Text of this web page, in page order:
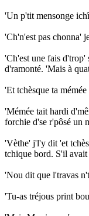
'Un p'tit mensonge
'Ch'n'est pas chonna'
'Ch'est une fais d'trop'
d'ramonté. 'Mais à
'Et tchèsque ta
'Mémée tait hardi
forchie d'se r'pôsé un
'Vèthe' j'l'y dit 'et
tchique bord. S'il avait
'Nou dit que l'travas
'Tu-as tréjous print